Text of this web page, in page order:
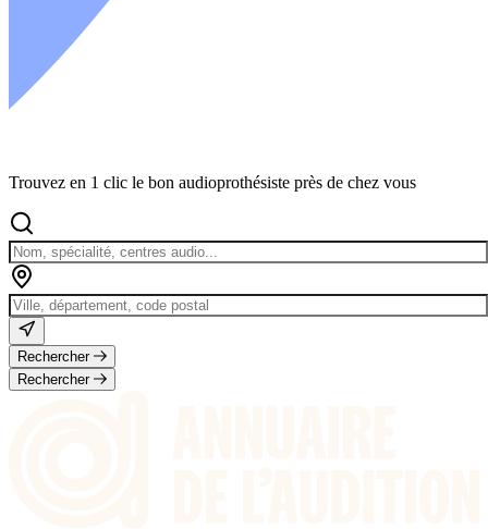
Trouvez en 1 clic le bon audioprothésiste près de chez vous
Rechercher
Rechercher